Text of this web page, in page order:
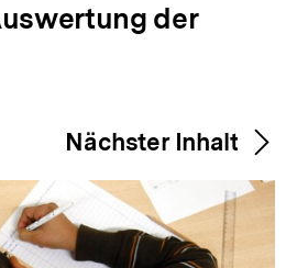
der
Nächster Inhalt